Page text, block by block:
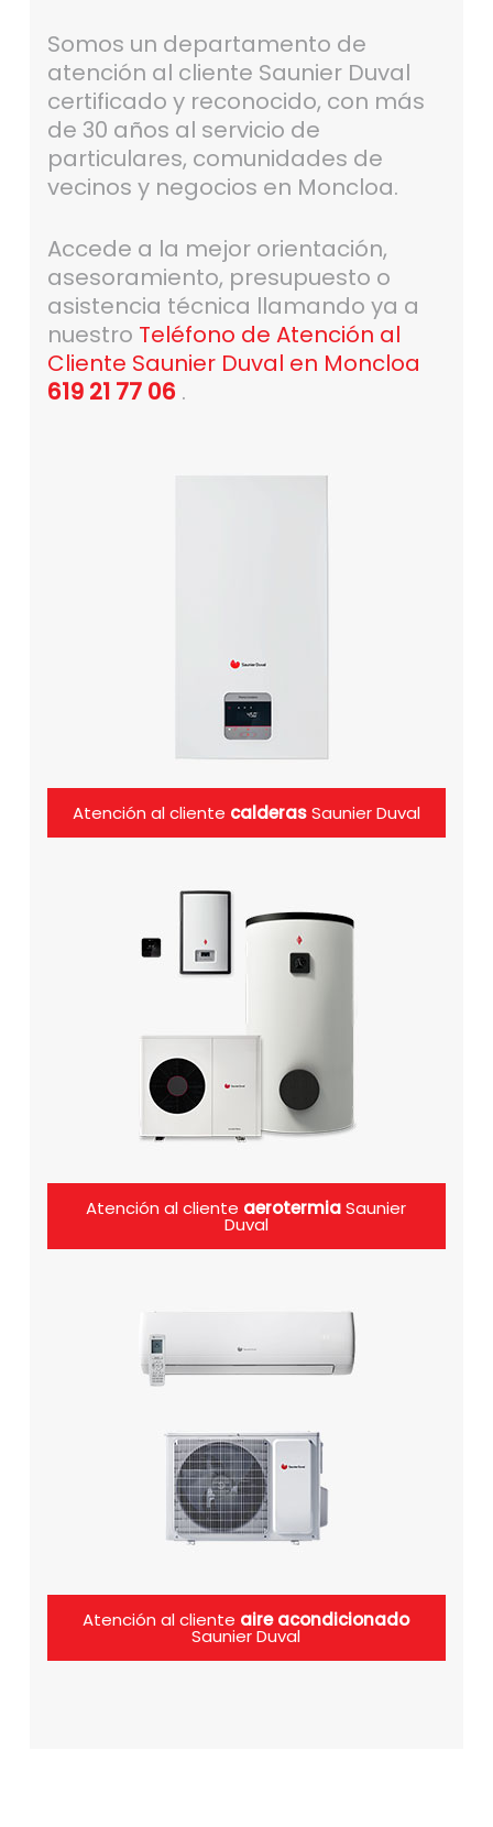
Somos un departamento de
atención al cliente Saunier Duval
certificado y reconocido, con más
de 30 años al servicio de
particulares, comunidades de
vecinos y negocios en Moncloa.
Accede a la mejor orientación,
asesoramiento, presupuesto o
asistencia técnica llamando ya a
nuestro Teléfono de Atención al
Cliente Saunier Duval en Moncloa
619 21 77 06 .
Atención al cliente calderasSaunier Duval
Atención al cliente aerotermiaSaunier
Duval
Atención al cliente aire acondicionado
Saunier Duval